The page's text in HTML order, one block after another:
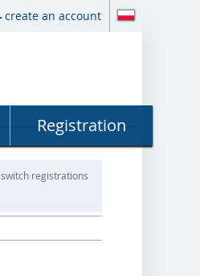
create an account
Registration
switch registrations